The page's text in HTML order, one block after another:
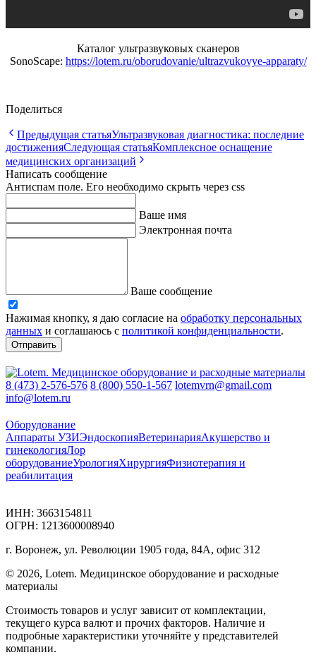
Каталог ультразвуковых сканеров
SonoScape: https://lotem.ru/oborudovanie/ultrazvukovye-apparaty/
Поделиться
Предыдущая статьяУльтразвуковая диагностика: последние
достиженияСледующая статьяКомплексное оснащение
медицинских организаций
Написать сообщение
Антиспам поле. Его необходимо скрыть через css
Ваше имя
Электронная почта
Ваше сообщение
Нажимая кнопку, я даю согласие на обработку персональных
данных и соглашаюсь с политикой конфиденциальности.
8 (473) 2-576-576 8 (800) 550-1-567 lotemvrn@gmail.com
info@lotem.ru
Оборудование
Аппараты УЗИЭндоскопияВетеринарияАкушерство и
гинекологияЛор
оборудованиеУрологияХирургияФизиотерапия и
реабилитация
ИНН: 3663154811
ОГРН: 1213600008940
г. Воронеж, ул. Революции 1905 года, 84А, офис 312
© 2026, Lotem. Медицинское оборудование и расходные
материалы
Стоимость товаров и услуг зависит от комплектации,
текущего курса валют и прочих факторов. Наличие и
подробные характеристики уточняйте у представителей
компании.